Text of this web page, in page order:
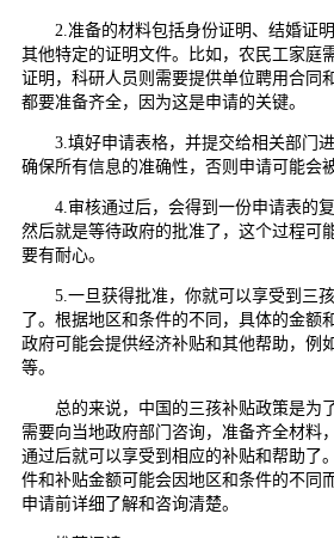
2.准备的材料包括身份证明、结婚证明
其他特定的证明文件。比如，农民工家庭
证明，科研人员则需要提供单位聘用合同
都要准备齐全，因为这是申请的关键。
3.填好申请表格，并提交给相关部门进
确保所有信息的准确性，否则申请可能会
4.审核通过后，会得到一份申请表的复
然后就是等待政府的批准了，这个过程可
要有耐心。
5.一旦获得批准，你就可以享受到三孩
了。根据地区和条件的不同，具体的金额
政府可能会提供经济补贴和其他帮助，例
等。
总的来说，中国的三孩补贴政策是为了
需要向当地政府部门咨询，准备齐全材料
通过后就可以享受到相应的补贴和帮助了
件和补贴金额可能会因地区和条件的不同
申请前详细了解和咨询清楚。